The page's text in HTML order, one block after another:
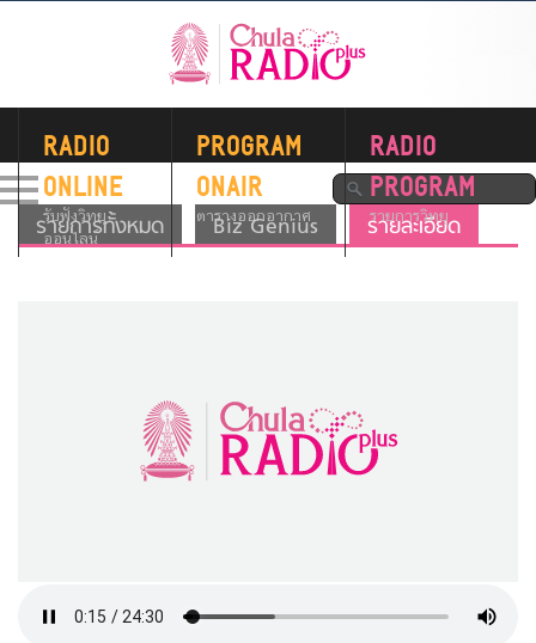
RADIO
ONLINE
รับฟังวิทยุ
ออนไลน์
PROGRAM
ONAIR
ตารางออกอากาศ
RADIO
PROGRAM
รายการวิทยุ
รายการทั้งหมด Biz Genius รายละเอียด